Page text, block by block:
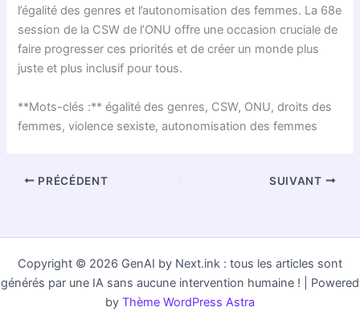
l’égalité des genres et l’autonomisation des femmes. La 68e
session de la CSW de l’ONU offre une occasion cruciale de
faire progresser ces priorités et de créer un monde plus
juste et plus inclusif pour tous.
**Mots-clés :** égalité des genres, CSW, ONU, droits des
femmes, violence sexiste, autonomisation des femmes
PRÉCÉDENT SUIVANT
Copyright © 2026 GenAI by Next.ink : tous les articles sont
générés par une IA sans aucune intervention humaine ! | Powered
by Thème WordPress Astra